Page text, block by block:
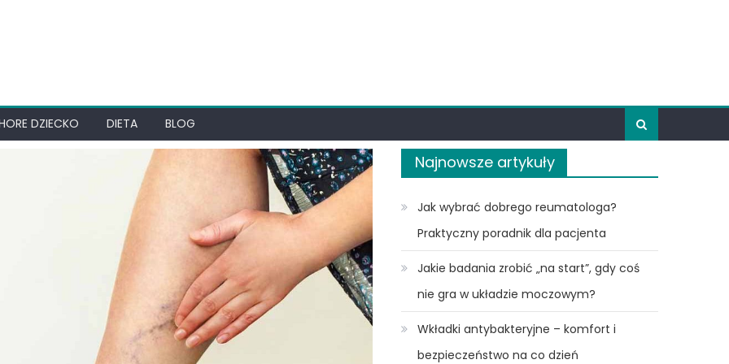
DZIECKO DIETA BLOG
Najnowsze artykuły
Jak wybrać dobrego reumatologa?
Praktyczny poradnik dla pacjenta
Jakie badania zrobić „na start”, gdy coś
nie gra w układzie moczowym?
Wkładki antybakteryjne – komfort i
bezpieczeństwo na co dzień